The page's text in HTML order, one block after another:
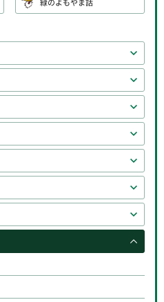
緑のよもやま話